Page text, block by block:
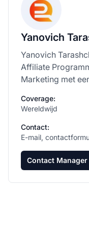
Yanovich
Yanovich
Affiliate
Marketing met
Coverage:
Wereldwijd
Contact:
E-mail,
Contact Manager